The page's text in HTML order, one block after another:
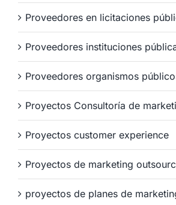
Proveedores en licitaciones
Proveedores instituciones
Proveedores organismos
Proyectos Consultoría de
Proyectos customer experience
Proyectos de marketing
proyectos de planes de